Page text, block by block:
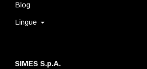
SIMES S.p.A.
Blog
Lingue